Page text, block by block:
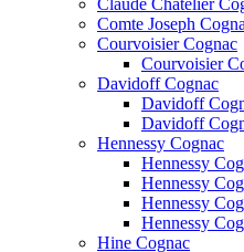
Claude Chatelier
Comte Joseph
Courvoisier Cognac
Courvoisier
Davidoff Cognac
Davidoff
Davidoff
Hennessy Cognac
Hennessy
Hennessy
Hennessy
Hennessy
Hine Cognac